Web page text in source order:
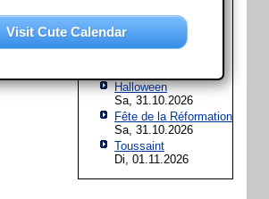
Assomption de Marie
Sa, 15.08.2026
Jour de l'Unité
Halloween
Sa, 31.10.2026
Fête de la Réformation
Sa, 31.10.2026
Toussaint
Di, 01.11.2026
Visit Cute Calendar